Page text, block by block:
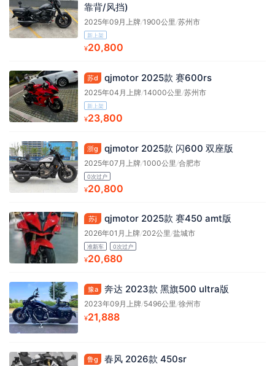
靠背/风挡)
2025年09月上牌/1900公里 /苏州市
新上架
¥20,800
苏d qjmotor 2025款 赛600rs
2025年04月上牌/14000公里 /苏州市
新上架
¥23,800
浙g qjmotor 2025款 闪600 双座版
2025年07月上牌/1000公里 /合肥市
0次过户
¥20,800
苏j qjmotor 2025款 赛450 amt版
2026年01月上牌/202公里/盐城市
准新车 0次过户
¥20,680
豫a 奔达 2023款 黑旗500 ultra版
2023年09月上牌/5496公里/徐州市
¥21,888
鲁g 春风 2026款 450sr